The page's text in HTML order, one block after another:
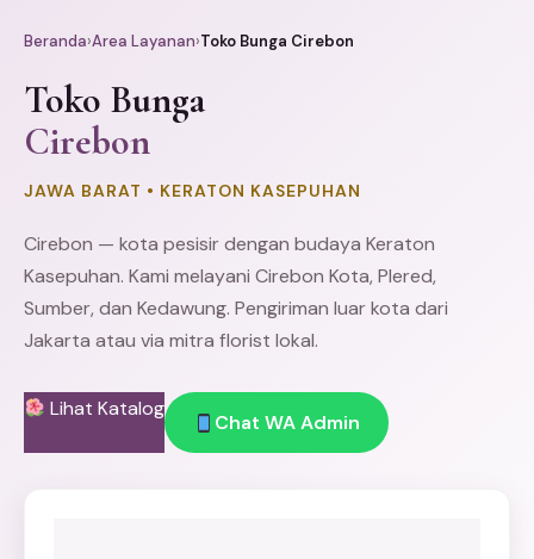
Beranda›Area Layanan›Toko Bunga Cirebon
Toko Bunga
Cirebon
JAWA BARAT • KERATON KASEPUHAN
Cirebon — kota pesisir dengan budaya Keraton
Kasepuhan. Kami melayani Cirebon Kota, Plered,
Sumber, dan Kedawung. Pengiriman luar kota dari
Jakarta atau via mitra florist lokal.
Lihat Katalog
Chat WA Admin